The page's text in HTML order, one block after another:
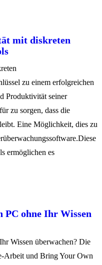
mit diskreten
zu einem erfolgreichen
Produktivität seiner
zu sorgen, dass die
Eine Möglichkeit, dies zu
ermöglichen es
ohne Ihr Wissen
Wissen überwachen? Die
Arbeit und Bring Your Own